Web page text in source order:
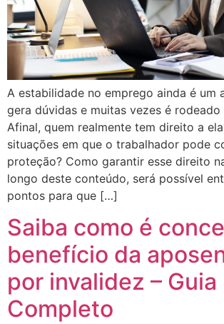
A estabilidade no emprego ainda é um
gera dúvidas e muitas vezes é
Afinal, quem realmente tem direito a
situações em que o trabalhador pode
proteção? Como garantir esse direito
longo deste conteúdo, será possível
pontos para que […]
Saiba como é
benefício da
por invalidez – Guia
Completo